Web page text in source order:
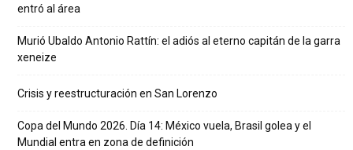
entró al área
Murió Ubaldo Antonio Rattín: el adiós al eterno capitán de la garra
xeneize
Crisis y reestructuración en San Lorenzo
Copa del Mundo 2026. Día 14: México vuela, Brasil golea y el
Mundial entra en zona de definición